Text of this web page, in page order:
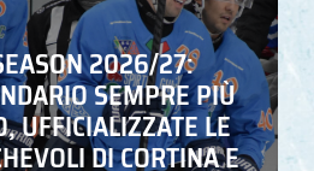
2026/27:
SEMPRE PIÙ
UFFICIALIZZATE LE
DI CORTINA E